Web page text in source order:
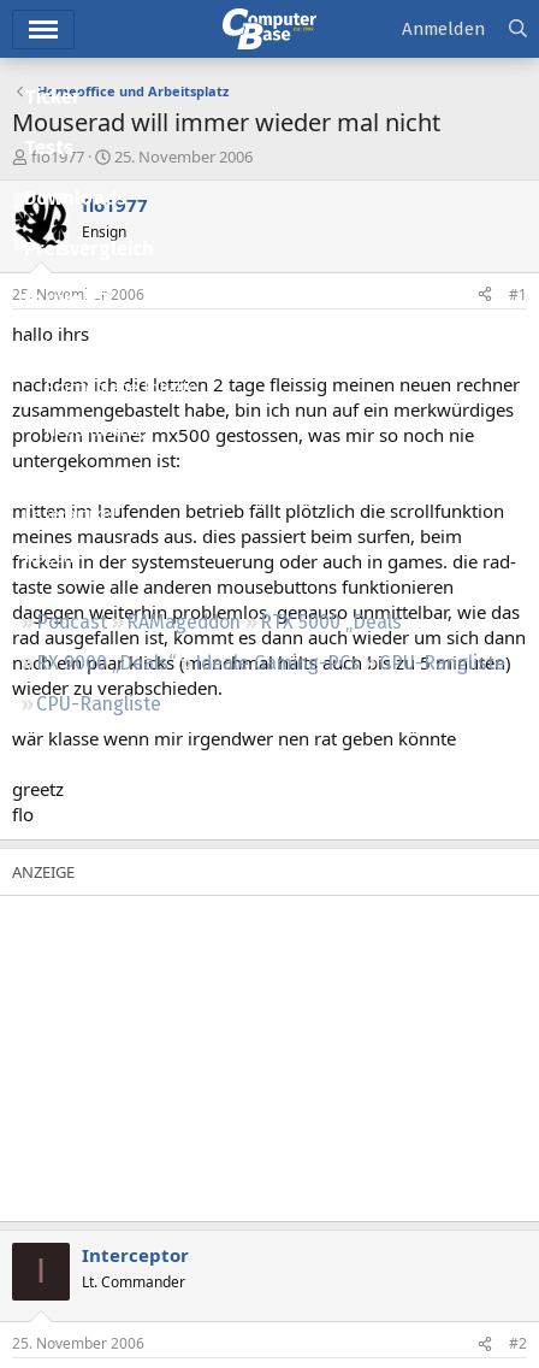
Ticker
Tests
Downloads
Preisvergleich
Forum
Aktuelles
Empfohlene Inhalte
Neue Beiträge
Neueste Aktivitäten
Leserartikel
Regeln
Podcast RAMageddon
RTX 5000 „Deals“
RX 9000 „Deals“
Ideale Gaming-PCs
GPU-Rangliste
CPU-Rangliste
Anmelden
Homeoffice und Arbeitsplatz
Mouserad will immer wieder mal nicht
E
s
t
e
e
r
flo1977
E
s
e
l
t
25. November 2006
flo1977
Ensign
25. November 2006 #1
hallo ihrs
nachdem ich die letzten 2 tage fleissig meinen neuen rechner
zusammengebastelt habe, bin ich nun auf ein merkwürdiges
problem meiner mx500 gestossen, was mir so noch nie
untergekommen ist:
mitten im laufenden betrieb fällt plötzlich die scrollfunktion
meines mausrads aus. dies passiert beim surfen, beim
frickeln in der systemsteuerung oder auch in games. die rad-
taste sowie alle anderen mousebuttons funktionieren
dagegen weiterhin problemlos. genauso unmittelbar, wie das
rad ausgefallen ist, kommt es dann auch wieder um sich dann
nach ein paar klicks (manchmal hälts auch bis zu 5 minuten)
wieder zu verabschieden.
wär klasse wenn mir irgendwer nen rat geben könnte
greetz
flo
I Interceptor
Lt. Commander
25. November 2006 #2